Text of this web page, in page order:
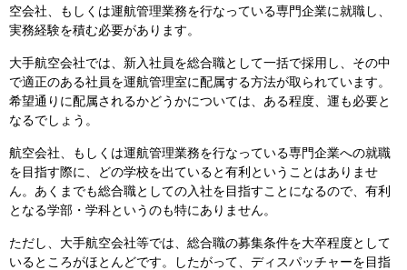
空会社、もしくは運航管理業務を行なっている専門企業に就職し、
実務経験を積む必要があります。
大手航空会社では、新入社員を総合職として一括で採用し、その中
で適正のある社員を運航管理室に配属する方法が取られています。
希望通りに配属されるかどうかについては、ある程度、運も必要と
なるでしょう。
航空会社、もしくは運航管理業務を行なっている専門企業への就職
を目指す際に、どの学校を出ていると有利ということはありませ
ん。あくまでも総合職としての入社を目指すことになるので、有利
となる学部・学科というのも特にありません。
ただし、大手航空会社等では、総合職の募集条件を大卒程度として
いるところがほとんどです。したがって、ディスパッチャーを目指